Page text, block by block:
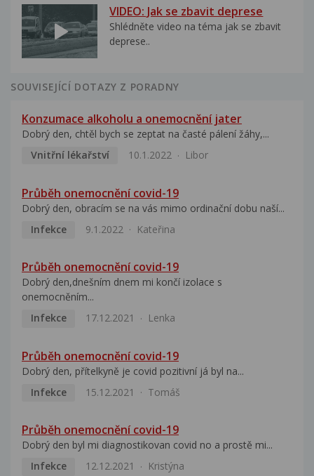
VIDEO: Jak se zbavit deprese
Shlédněte video na téma jak se zbavit
deprese..
SOUVISEJÍCÍ DOTAZY Z PORADNY
Konzumace alkoholu a onemocnění jater
Dobrý den, chtěl bych se zeptat na časté pálení žáhy,...
Vnitřní lékařství
10.1.2022 Libor
Průběh onemocnění covid-19
Dobrý den, obracím se na vás mimo ordinační dobu naší...
Infekce
9.1.2022 Kateřina
Průběh onemocnění covid-19
Dobrý den,dnešním dnem mi končí izolace s
onemocněním...
Infekce
17.12.2021 Lenka
Průběh onemocnění covid-19
Dobrý den, přítelkyně je covid pozitivní já byl na...
Infekce
15.12.2021 Tomáš
Průběh onemocnění covid-19
Dobrý den byl mi diagnostikovan covid no a prostě mi...
Infekce
12.12.2021 Kristýna